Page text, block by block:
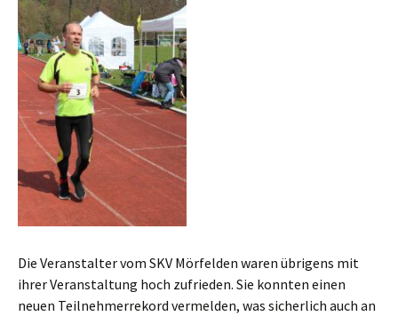
Die Veranstalter vom SKV Mörfelden waren übrigens mit
ihrer Veranstaltung hoch zufrieden. Sie konnten einen
neuen Teilnehmerrekord vermelden, was sicherlich auch an